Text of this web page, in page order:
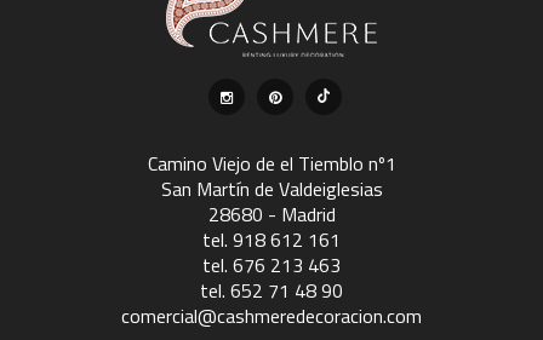
Camino Viejo de el Tiemblo nº1
San Martín de Valdeiglesias
28680 - Madrid
tel. 918 612 161
tel. 676 213 463
tel. 652 71 48 90
comercial@cashmeredecoracion.com